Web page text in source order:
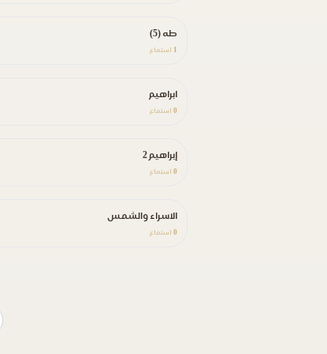
طه (5)
1 استماع
ابراهيم
0 استماع
إبراهيم 2
0 استماع
الاسراء والشمس
0 استماع